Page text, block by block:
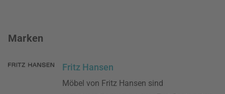
Marken
Fritz Hansen
Möbel von Fritz Hansen sind